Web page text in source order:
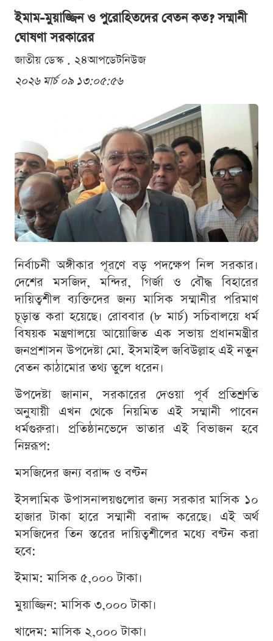
ইমাম-মুয়াজ্জিন ও পুরোহিতদের বেতন কত? সম্মানী
ঘোষণা সরকারের
জাতীয় ডেস্ক . ২৪আপডেটনিউজ
২০২৬ মার্চ ০৯ ১৩:০৫:৫৬
নির্বাচনী অঙ্গীকার পূরণে বড় পদক্ষেপ নিল সরকার।
দেশের মসজিদ, মন্দির, গির্জা ও বৌদ্ধ বিহারের
দায়িত্বশীল ব্যক্তিদের জন্য মাসিক সম্মানীর পরিমাণ
চূড়ান্ত করা হয়েছে। রোববার (৮ মার্চ) সচিবালয়ে ধর্ম
বিষয়ক মন্ত্রণালয়ে আয়োজিত এক সভায় প্রধানমন্ত্রীর
জনপ্রশাসন উপদেষ্টা মো. ইসমাইল জবিউল্লাহ এই নতুন
বেতন কাঠামোর তথ্য তুলে ধরেন।
উপদেষ্টা জানান, সরকারের দেওয়া পূর্ব প্রতিশ্রুতি
অনুযায়ী এখন থেকে নিয়মিত এই সম্মানী পাবেন
ধর্মগুরুরা। প্রতিষ্ঠানভেদে ভাতার এই বিভাজন হবে
নিম্নরূপ:
মসজিদের জন্য বরাদ্দ ও বণ্টন
ইসলামিক উপাসনালয়গুলোর জন্য সরকার মাসিক ১০
হাজার টাকা হারে সম্মানী বরাদ্দ করেছে। এই অর্থ
মসজিদের তিন স্তরের দায়িত্বশীলের মধ্যে বণ্টন করা
হবে:
ইমাম: মাসিক ৫,০০০ টাকা।
মুয়াজ্জিন: মাসিক ৩,০০০ টাকা।
খাদেম: মাসিক ২,০০০ টাকা।